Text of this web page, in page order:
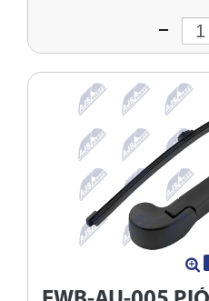
Wprowadź